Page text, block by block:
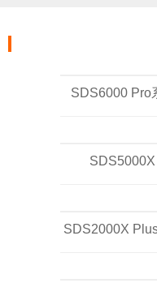
SDS6000 Pro
SDS2000X